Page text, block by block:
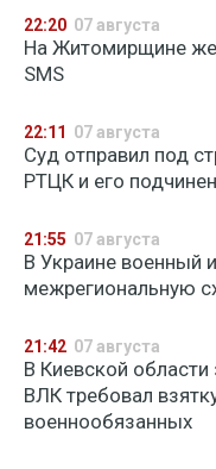
22:20 07 августа
На Житомирщине
SMS
22:11 07 августа
Суд отправил под
РТЦК и его
21:55 07 августа
В Украине военный
межрегиональную
21:42 07 августа
В Киевской области
ВЛК требовал
военнообязанных